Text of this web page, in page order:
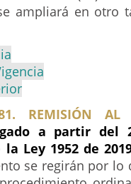
ampliará en otro
REMISIÓN AL
a partir del
la Ley 1952 de
se regirán por